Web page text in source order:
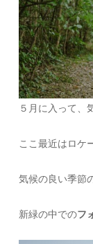
５月に入って、
ここ最近はロケ
気候の良い季節
新緑の中でのフ